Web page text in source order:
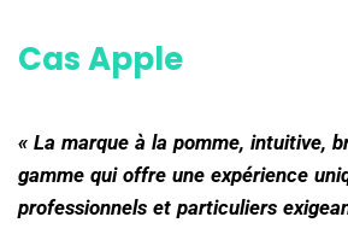
Cas Apple
« La marque à la pomme, intuitive,
gamme qui offre une expérience
professionnels et particuliers